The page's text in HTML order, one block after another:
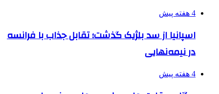
4 هفته پیش
اسپانیا از سد بلژیک گذشت؛ تقابل جذاب با فرانسه
در نیمه‌نهایی
4 هفته پیش